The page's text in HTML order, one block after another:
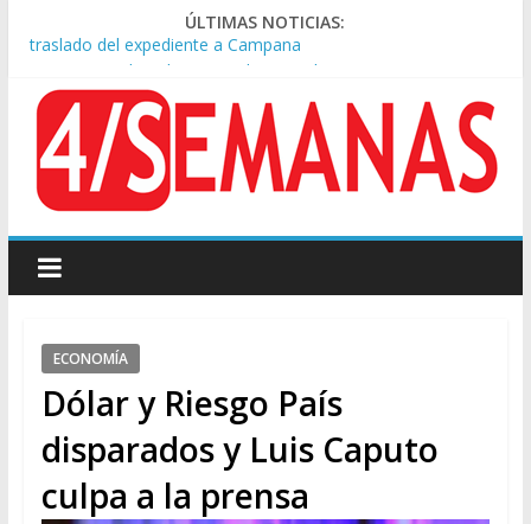
ÚLTIMAS NOTICIAS:
A pocas cuadras de La Bombonera chocaron un tren y un
Día de San Cayetano: masiva marcha a Plaza de Mayo de
sindicatos y organizaciones sociales
Pesar por la muerte de Leandro Rud, histórico representante
y conductor de TV
Tras la aprobación de la ley de propiedad privada, Bullrich
Causa AFA: el juez Amarante calificó de “ficción judicial” el
traslado del expediente a Campana
ECONOMÍA
Dólar y Riesgo País
disparados y Luis Caputo
culpa a la prensa